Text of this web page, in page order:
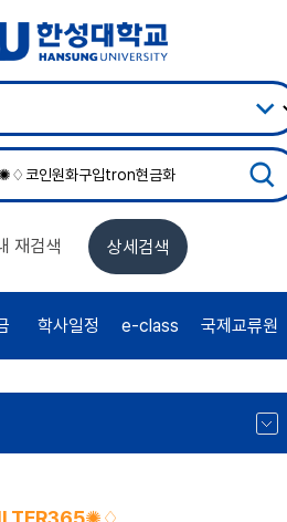
상세검색
재검색
학사일정 e-class 국제교류원